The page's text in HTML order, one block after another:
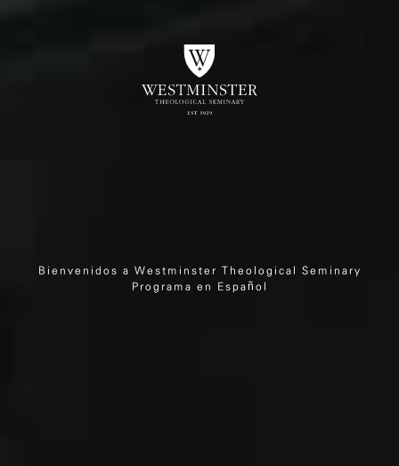
Bienvenidos a Westminster Theological Seminary
Programa en Español